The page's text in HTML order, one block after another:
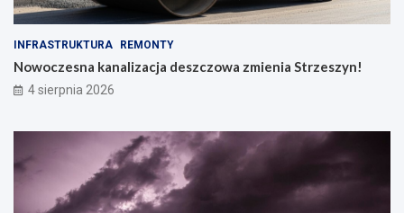
INFRASTRUKTURA REMONTY
Nowoczesna kanalizacja deszczowa zmienia Strzeszyn!
4 sierpnia 2026